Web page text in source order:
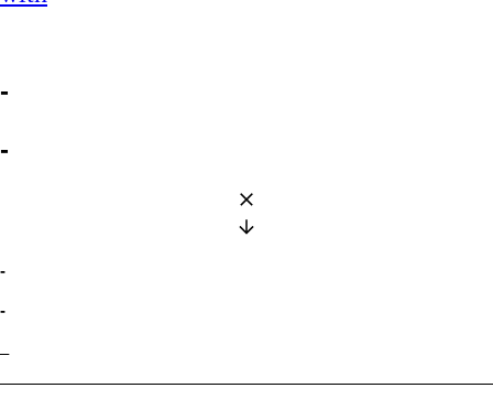
-
-
-
-
–